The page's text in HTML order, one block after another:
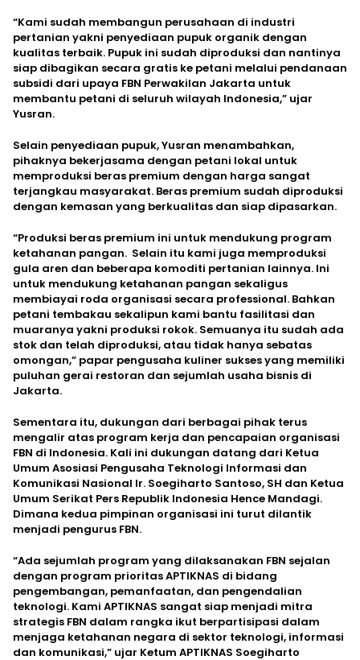
“Kami sudah membangun perusahaan di industri
pertanian yakni penyediaan pupuk organik dengan
kualitas terbaik. Pupuk ini sudah diproduksi dan nantinya
siap dibagikan secara gratis ke petani melalui pendanaan
subsidi dari upaya FBN Perwakilan Jakarta untuk
membantu petani di seluruh wilayah Indonesia,” ujar
Yusran.
Selain penyediaan pupuk, Yusran menambahkan,
pihaknya bekerjasama dengan petani lokal untuk
memproduksi beras premium dengan harga sangat
terjangkau masyarakat. Beras premium sudah diproduksi
dengan kemasan yang berkualitas dan siap dipasarkan.
“Produksi beras premium ini untuk mendukung program
ketahanan pangan. Selain itu kami juga memproduksi
gula aren dan beberapa komoditi pertanian lainnya. Ini
untuk mendukung ketahanan pangan sekaligus
membiayai roda organisasi secara professional. Bahkan
petani tembakau sekalipun kami bantu fasilitasi dan
muaranya yakni produksi rokok. Semuanya itu sudah ada
stok dan telah diproduksi, atau tidak hanya sebatas
omongan,” papar pengusaha kuliner sukses yang memiliki
puluhan gerai restoran dan sejumlah usaha bisnis di
Jakarta.
Sementara itu, dukungan dari berbagai pihak terus
mengalir atas program kerja dan pencapaian organisasi
FBN di Indonesia. Kali ini dukungan datang dari Ketua
Umum Asosiasi Pengusaha Teknologi Informasi dan
Komunikasi Nasional Ir. Soegiharto Santoso, SH dan Ketua
Umum Serikat Pers Republik Indonesia Hence Mandagi.
Dimana kedua pimpinan organisasi ini turut dilantik
menjadi pengurus FBN.
“Ada sejumlah program yang dilaksanakan FBN sejalan
dengan program prioritas APTIKNAS di bidang
pengembangan, pemanfaatan, dan pengendalian
teknologi. Kami APTIKNAS sangat siap menjadi mitra
strategis FBN dalam rangka ikut berpartisipasi dalam
menjaga ketahanan negara di sektor teknologi, informasi
dan komunikasi,” ujar Ketum APTIKNAS Soegiharto